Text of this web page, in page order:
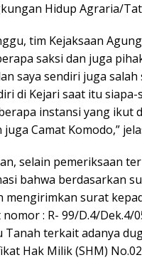
Hidup Agraria/
tim Kejaksaan
saksi dan juga
saya sendiri juga
di Kejari saat itu
instansi yang
Camat Komodo,”
selain pemeriksaan
bahwa berdasarkan
mengirimkan surat
: R- 99/D.4/
Tanah terkait adanya
Hak Milik (SHM)